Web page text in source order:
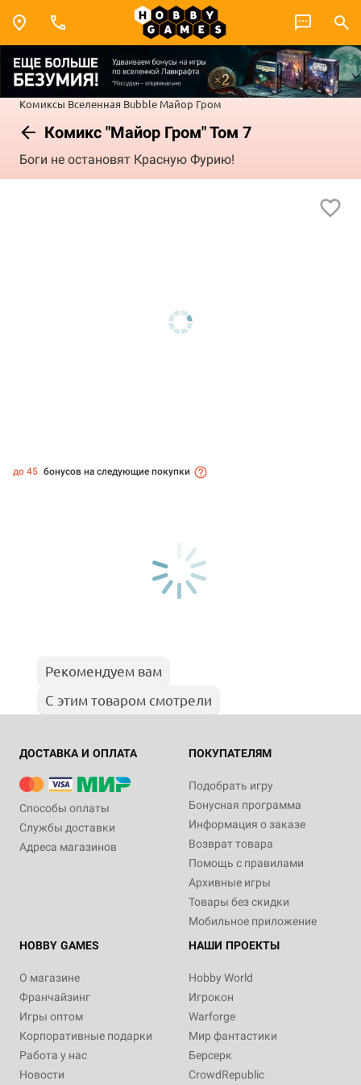
Комиксы Вселенная Bubble Майор Гром
Комикс "Майор Гром" Том 7
Боги не остановят Красную Фурию!
до 45 бонусов на следующие покупки
Рекомендуем вам
С этим товаром смотрели
ДОСТАВКА И ОПЛАТА
Способы оплаты
Службы доставки
Адреса магазинов
ПОКУПАТЕЛЯМ
Подобрать игру
Бонусная программа
Информация о заказе
Возврат товара
Помощь с правилами
Архивные игры
Товары без скидки
Мобильное приложение
HOBBY GAMES
О магазине
Франчайзинг
Игры оптом
Корпоративные подарки
Работа у нас
Новости
НАШИ ПРОЕКТЫ
Hobby World
Игрокон
Warforge
Мир фантастики
Берсерк
CrowdRepublic